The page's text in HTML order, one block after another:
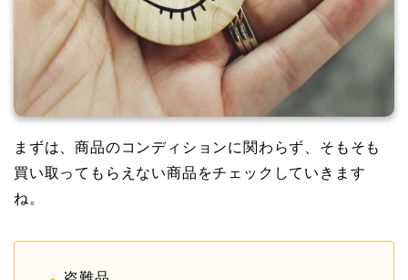
まずは、商品のコンディションに関わらず、そもそも
買い取ってもらえない商品をチェックしていきます
ね。